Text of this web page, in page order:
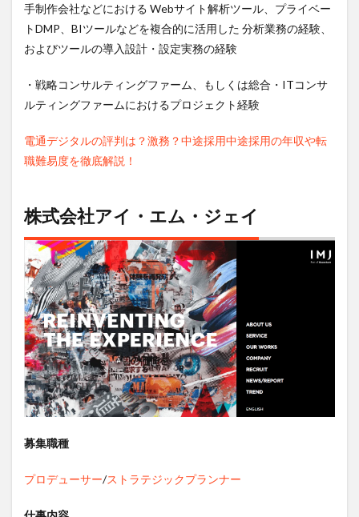
手制作会社などにおける Webサイト解析ツール、プライベー
トDMP、BIツールなどを複合的に活用した 分析業務の経験、
およびツールの導入設計・設定実務の経験
・戦略コンサルティングファーム、もしくは総合・ITコンサ
ルティングファームにおけるプロジェクト経験
電通デジタルの評判は？激務？中途採用中途採用の年収や転
職難易度を徹底解説！
株式会社アイ・エム・ジェイ
募集職種
プロデューサー/ストラテジックプランナー